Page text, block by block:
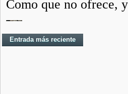
Entrada más reciente